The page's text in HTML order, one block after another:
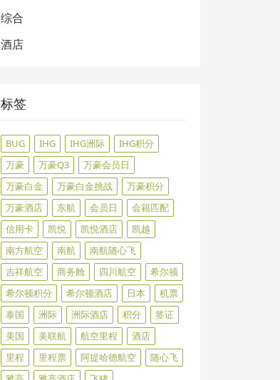
综合
酒店
标签
BUG IHG IHG洲际
IHG积分
万豪
万豪Q3
万豪会员日
万豪白金
万豪白金挑战
万豪积分
万豪酒店
东航 会员日
会籍匹配
信用卡
凯悦 凯悦酒店
凯越
南方航空
南航
南航随心飞
吉祥航空
商务舱 四川航空
希尔顿
希尔顿积分
希尔顿酒店 日本
机票
泰国
洲际 洲际酒店 积分
签证
美国
美联航 航空里程
酒店
里程
里程票 阿提哈德航空
随心飞